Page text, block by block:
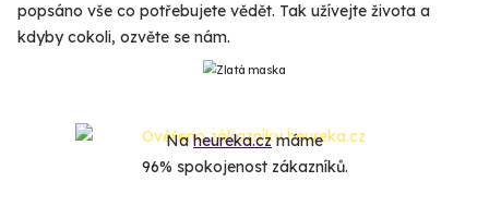
popsáno vše co potřebujete vědět. Tak užívejte života a
kdyby cokoli, ozvěte se nám.
Naheureka.czmáme
96% spokojenost zákazníků.